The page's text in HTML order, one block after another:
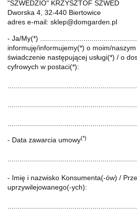
"SZWEDZIO" KRZYSZTOF SZWED
Dworska 4, 32-440 Biertowice
adres e-mail: sklep@domgarden.pl
- Ja/My(*)
informuję/informujemy(*) o moim/
świadczenie następującej usługi(*) / o
cyfrowych w postaci(*):
- Data zawarcia umowy(*)
- Imię i nazwisko Konsumenta(-ów) /
uprzywilejowanego(-ych):